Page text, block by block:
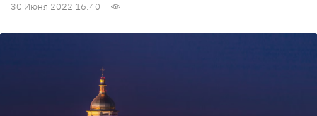
30 Июня 2022 16:40